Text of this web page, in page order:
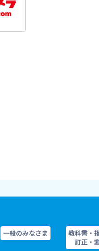
一般のみなさま
教科書・
訂正・